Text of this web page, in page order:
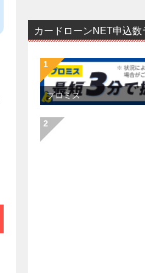
カードローンNET申込数
プロミス